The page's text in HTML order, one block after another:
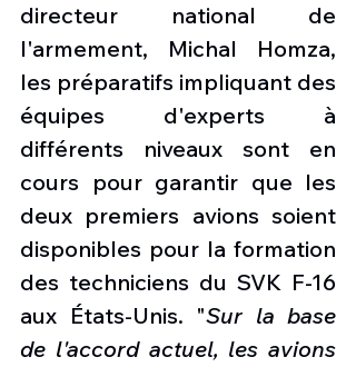
directeur national de
l'armement, Michal Homza,
les préparatifs impliquant des
équipes d'experts à
différents niveaux sont en
cours pour garantir que les
deux premiers avions soient
disponibles pour la formation
des techniciens du SVK F-16
aux États-Unis. "Sur la base
de l'accord actuel, les avions